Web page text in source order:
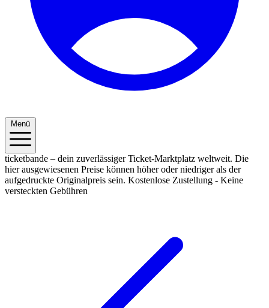
Menü
ticketbande – dein zuverlässiger Ticket-Marktplatz weltweit. Die
hier ausgewiesenen Preise können höher oder niedriger als der
aufgedruckte Originalpreis sein. Kostenlose Zustellung - Keine
versteckten Gebühren